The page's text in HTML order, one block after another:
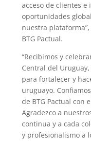
acceso de clientes e
oportunidades
nuestra
BTG Pactual.
“Recibimos y
Central del
para fortalecer y
uruguayo.
de BTG Pactual con
Agradezco a
continua y a cada
y profesionalismo a